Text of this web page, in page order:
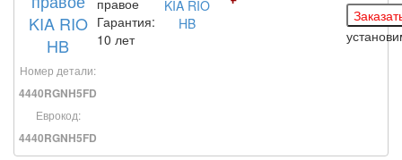
KIA RIO
HB
Номер детали:
4440RGNH5FD
Еврокод:
4440RGNH5FD
Гарантия:
10 лет